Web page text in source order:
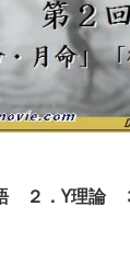
２．Y理論